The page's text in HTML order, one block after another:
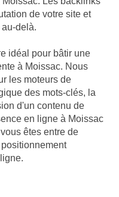
de votre site et
delà.
idéal pour bâtir une
à Moissac. Nous
les moteurs de
des mots-clés, la
d'un contenu de
en ligne à Moissac
êtes entre de